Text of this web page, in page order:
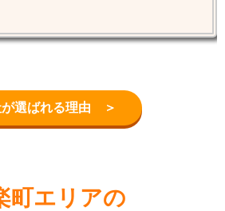
が選ばれる理由 ＞
町エリアの